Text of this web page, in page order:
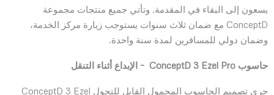
يسعون إلى البقاء في المقدمة. وتأتي جميع منتجات مجموعة
ConceptD مع ضمان ثلاث سنوات يستوجب زيارة مركز الخدمة،
وضمان دولي للمسافرين لمدة سنة واحدة.
حاسوب ConceptD 3 Ezel Pro – الإبداع أثناء التنقل
جرى تصميم الحاسوب المحمول القابل للتحول ConceptD 3 Ezel